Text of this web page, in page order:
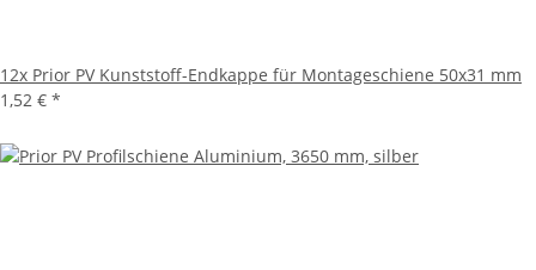
12x Prior PV Kunststoff-Endkappe für Montageschiene 50x31 mm
1,52 € *